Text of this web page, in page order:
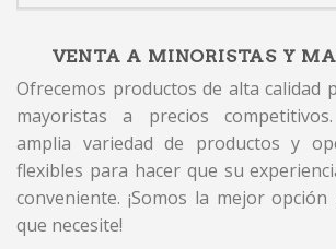
VENTA A MINORISTAS Y
Ofrecemos productos de alta calidad
mayoristas a precios
amplia variedad de productos y
flexibles para hacer que su
conveniente. ¡Somos la mejor
que necesite!